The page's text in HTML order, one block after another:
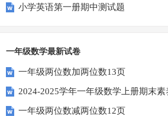
小学英语第一册期中测试题
一年级数学最新试卷
一年级两位数加两位数13页
2024-2025学年一年级数学上册期末
一年级两位数减两位数12页